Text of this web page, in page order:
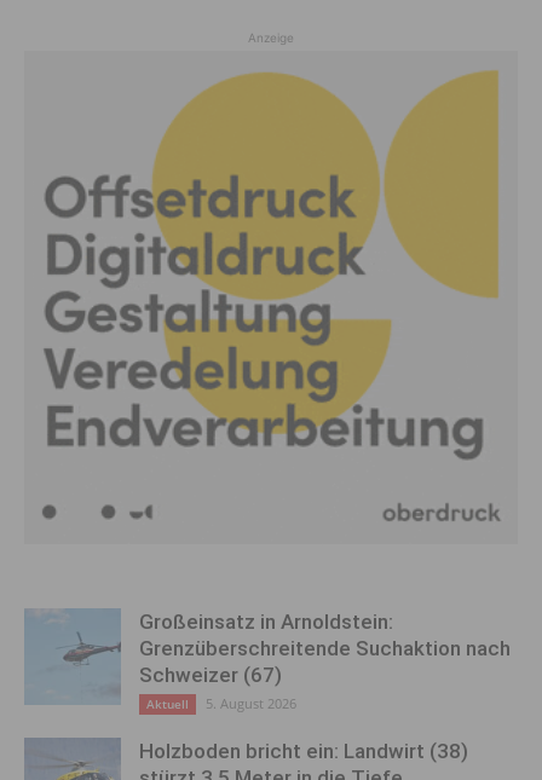
Anzeige
Großeinsatz in Arnoldstein:
Grenzüberschreitende Suchaktion nach
Schweizer (67)
Aktuell 5. August 2026
Holzboden bricht ein: Landwirt (38)